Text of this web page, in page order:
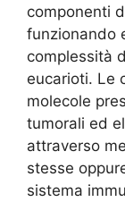
componenti
funzionando
complessità
eucarioti. Le
molecole
tumorali ed
attraverso
stesse
sistema